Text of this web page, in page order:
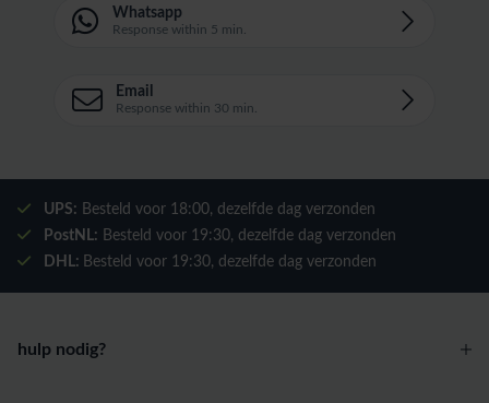
Whatsapp
Response within 5 min.
Email
Response within 30 min.
UPS: Besteld voor 18:00, dezelfde dag verzonden
PostNL: Besteld voor 19:30, dezelfde dag verzonden
DHL: Besteld voor 19:30, dezelfde dag verzonden
hulp nodig?